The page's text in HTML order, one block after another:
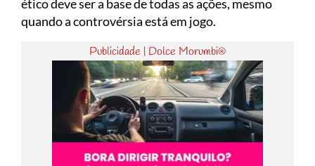
ético deve ser a base de todas as ações, mesmo
quando a controvérsia está em jogo.
Publicidade | Dolce Morumbi®